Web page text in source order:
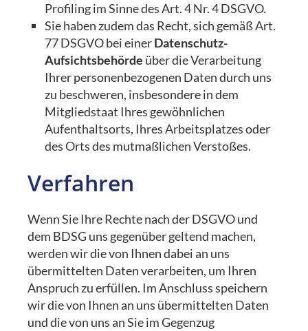
Profiling im Sinne des Art. 4 Nr. 4 DSGVO.
Sie haben zudem das Recht, sich gemäß Art.
77 DSGVO bei einerDatenschutz-
Aufsichtsbehörde über die Verarbeitung
Ihrer personenbezogenen Daten durch uns
zu beschweren, insbesondere in dem
Mitgliedstaat Ihres gewöhnlichen
Aufenthaltsorts, Ihres Arbeitsplatzes oder
des Orts des mutmaßlichen Verstoßes.
Verfahren
Wenn Sie Ihre Rechte nach der DSGVO und
dem BDSG uns gegenüber geltend machen,
werden wir die von Ihnen dabei an uns
übermittelten Daten verarbeiten, um Ihren
Anspruch zu erfüllen. Im Anschluss speichern
wir die von Ihnen an uns übermittelten Daten
und die von uns an Sie im Gegenzug